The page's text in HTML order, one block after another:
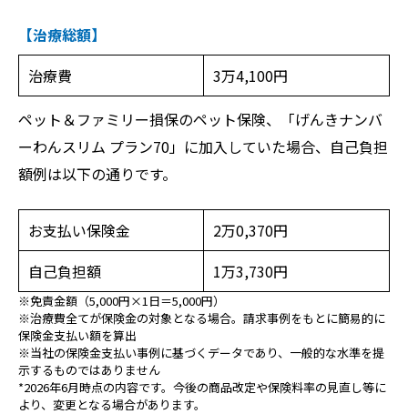
【治療総額】
治療費
3万4,100円
ペット＆ファミリー損保のペット保険、「げんきナンバ
ーわんスリム プラン70」に加入していた場合、自己負担
額例は以下の通りです。
お支払い保険金
2万0,370円
自己負担額
1万3,730円
※免責金額（5,000円×1日＝5,000円）
※治療費全てが保険金の対象となる場合。請求事例をもとに簡易的に
保険金支払い額を算出
※当社の保険金支払い事例に基づくデータであり、一般的な水準を提
示するものではありません
*2026年6月時点の内容です。今後の商品改定や保険料率の見直し等に
より、変更となる場合があります。